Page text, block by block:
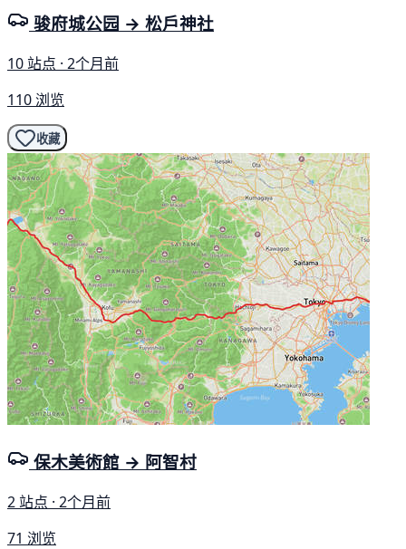
骏府城公园 → 松戶神社
10 站点 · 2个月前
110 浏览
收藏
保木美術館 → 阿智村
2 站点 · 2个月前
71 浏览